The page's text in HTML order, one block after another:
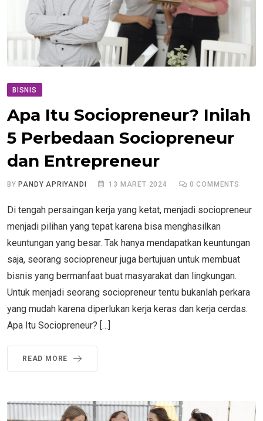
BISNIS
Apa Itu Sociopreneur? Inilah
5 Perbedaan Sociopreneur
dan Entrepreneur
BYPANDY APRIYANDI 13 MARET 2024 0 COMMENTS
Di tengah persaingan kerja yang ketat, menjadi sociopreneur
menjadi pilihan yang tepat karena bisa menghasilkan
keuntungan yang besar. Tak hanya mendapatkan keuntungan
saja, seorang sociopreneur juga bertujuan untuk membuat
bisnis yang bermanfaat buat masyarakat dan lingkungan.
Untuk menjadi seorang sociopreneur tentu bukanlah perkara
yang mudah karena diperlukan kerja keras dan kerja cerdas.
Apa Itu Sociopreneur? […]
READ MORE